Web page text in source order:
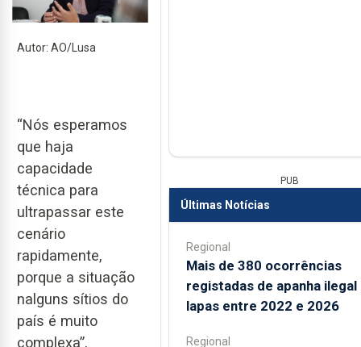
Autor: AO/Lusa
“Nós esperamos
que haja
capacidade
técnica para
ultrapassar este
cenário
rapidamente,
porque a situação
nalguns sítios do
país é muito
complexa”,
PUB
Últimas Notícias
Regional
Mais de 380 ocorrências
registadas de apanha ilegal
lapas entre 2022 e 2026
Regional